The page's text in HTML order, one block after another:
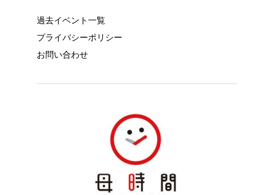
過去イベント一覧
プライバシーポリシー
お問い合わせ